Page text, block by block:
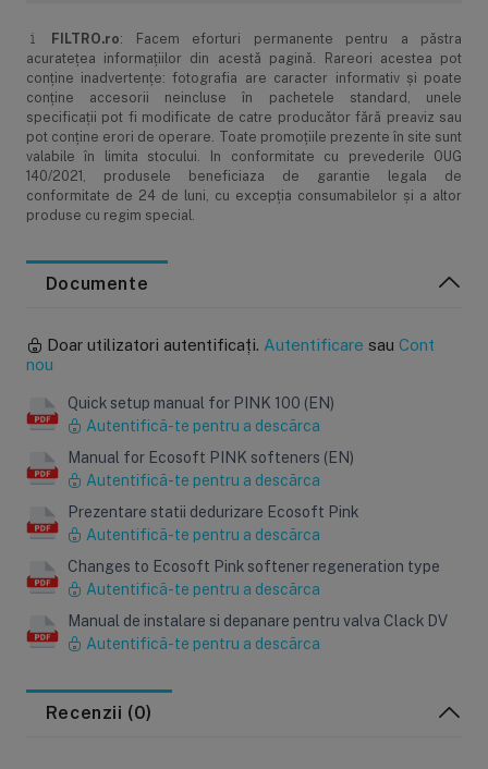
FILTRO.ro: Facem eforturi permanente pentru a păstra
acurateţea informaţiilor din acestă pagină. Rareori acestea pot
conţine inadvertenţe: fotografia are caracter informativ şi poate
conţine accesorii neincluse în pachetele standard, unele
specificaţii pot fi modificate de catre producător fără preaviz sau
pot conţine erori de operare. Toate promoţiile prezente în site sunt
valabile în limita stocului. In conformitate cu prevederile OUG
140/2021, produsele beneficiaza de garantie legala de
conformitate de 24 de luni, cu excepția consumabilelor și a altor
produse cu regim special.
Documente
Doar utilizatori autentificați. Autentificare sau Cont
nou
Quick setup manual for PINK 100 (EN)
Autentifică-te pentru a descărca
Manual for Ecosoft PINK softeners (EN)
Autentifică-te pentru a descărca
Prezentare statii dedurizare Ecosoft Pink
Autentifică-te pentru a descărca
Changes to Ecosoft Pink softener regeneration type
Autentifică-te pentru a descărca
Manual de instalare si depanare pentru valva Clack DV
Autentifică-te pentru a descărca
Recenzii (0)